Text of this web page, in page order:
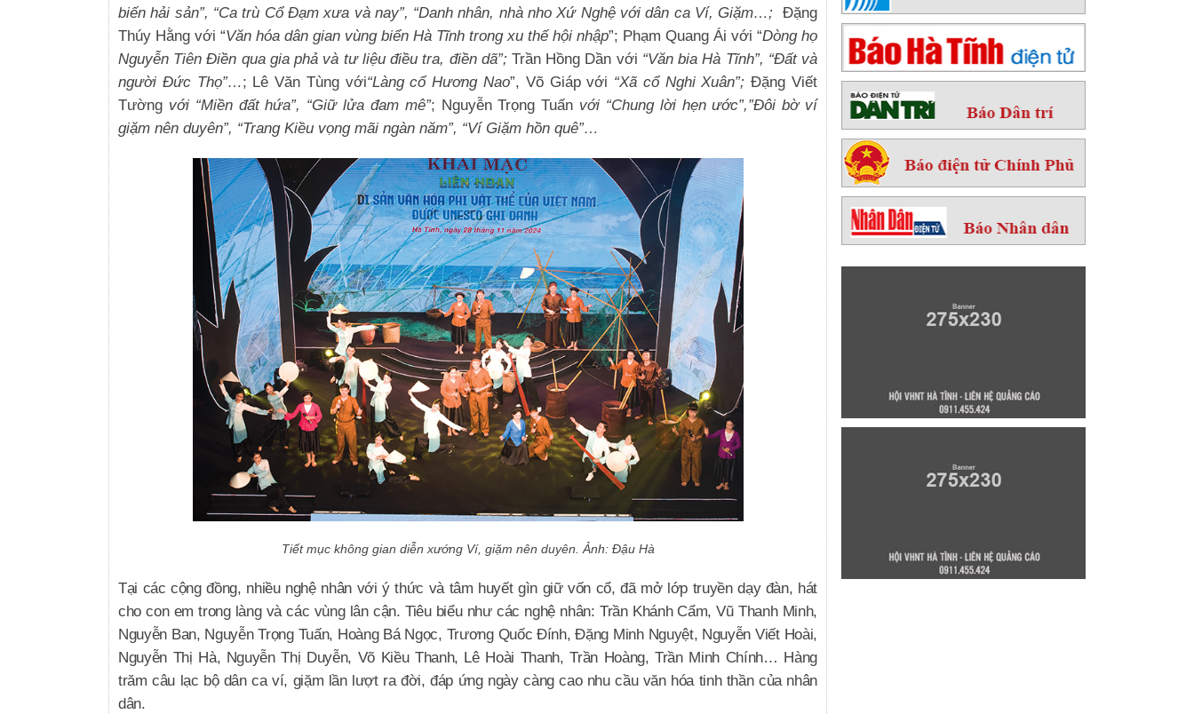
biến hải sản”, “Ca trù Cổ Đạm xưa và nay”, “Danh nhân, nhà nho Xứ Nghệ với dân ca Ví, Giặm…; Đặng
Thúy Hằng với “Văn hóa dân gian vùng biển Hà Tĩnh trong xu thế hội nhập”; Phạm Quang Ái với “Dòng họ
Nguyễn Tiên Điền qua gia phả và tư liệu điều tra, điền dã”; Trần Hồng Dần với “Văn bia Hà Tĩnh”, “Đất và
người Đức Thọ”…; Lê Văn Tùng với“Làng cổ Hương Nao”, Võ Giáp với “Xã cổ Nghi Xuân”;Đặng Viết
Tường với “Miền đất hứa”, “Giữ lửa đam mê”; Nguyễn Trọng Tuấn với “Chung lời hẹn ước”,”Đôi bờ ví
giặm nên duyên”, “Trang Kiều vọng mãi ngàn năm”, “Ví Giặm hồn quê”…
Tiết mục không gian diễn xướng Ví, giặm nên duyên. Ảnh: Đậu Hà
Tại các cộng đồng, nhiều nghệ nhân với ý thức và tâm huyết gìn giữ vốn cổ, đã mở lớp truyền dạy đàn, hát
cho con em trong làng và các vùng lân cận. Tiêu biểu như các nghệ nhân: Trần Khánh Cẩm, Vũ Thanh Minh,
Nguyễn Ban, Nguyễn Trọng Tuấn, Hoàng Bá Ngọc, Trương Quốc Đính, Đặng Minh Nguyệt, Nguyễn Viết Hoài,
Nguyễn Thị Hà, Nguyễn Thị Duyễn, Võ Kiều Thanh, Lê Hoài Thanh, Trần Hoàng, Trần Minh Chính… Hàng
trăm câu lạc bộ dân ca ví, giặm lần lượt ra đời, đáp ứng ngày càng cao nhu cầu văn hóa tinh thần của nhân
dân.